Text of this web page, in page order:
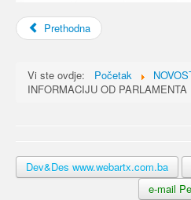
Prethodna
Vi ste ovdje: Početak
INFORMACIJU OD
Dev&Des www.webartx.com.ba
e-mail